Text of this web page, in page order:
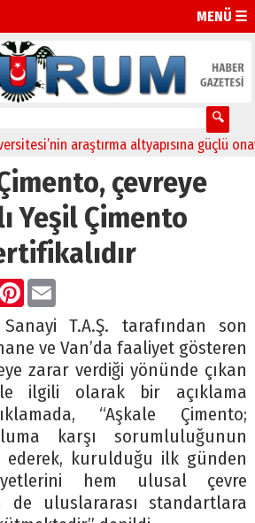
MENÜ ☰
araştırma altyapısına güçlü onay
çevreye
Yeşil Çimento
Pinterest
Email
T.A.Ş. tarafından son
ve Van’da faaliyet gösteren
zarar verdiği yönünde çıkan
ilgili olarak bir açıklama
“Aşkale Çimento;
karşı sorumluluğunun
ederek, kurulduğu ilk günden
hem ulusal çevre
de uluslararası standartlara